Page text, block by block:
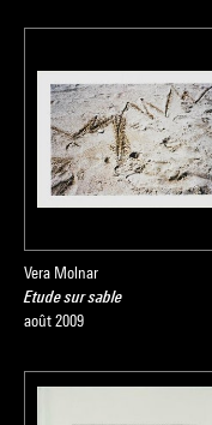
Vera Molnar
Etude sur sable
août 2009